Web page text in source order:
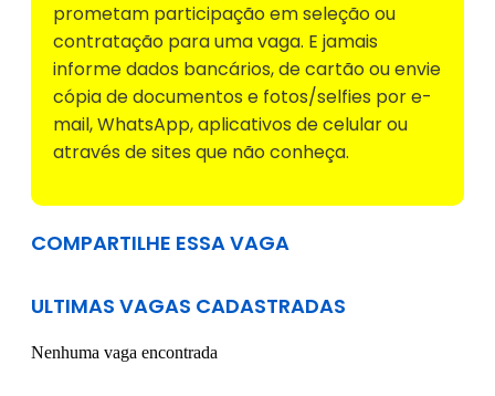
prometam participação em seleção ou
contratação para uma vaga. E jamais
informe dados bancários, de cartão ou envie
cópia de documentos e fotos/selfies por e-
mail, WhatsApp, aplicativos de celular ou
através de sites que não conheça.
COMPARTILHE ESSA VAGA
ULTIMAS VAGAS CADASTRADAS
Nenhuma vaga encontrada